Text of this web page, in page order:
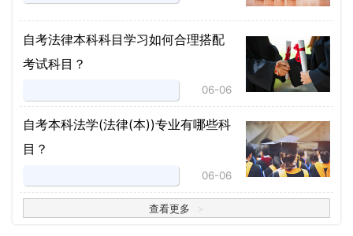
自考法律本科科目学习如何合理搭配
考试科目？
06-06
​自考本科法学(法律(本))专业有哪些科
目？
06-06
查看更多 >